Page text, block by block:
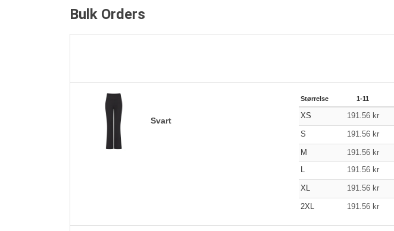
Bulk Orders
Svart
Størrelse 1-11
XS 191.56 kr
S 191.56 kr
M 191.56 kr
191.56 kr
XL 191.56 kr
2XL 191.56 kr